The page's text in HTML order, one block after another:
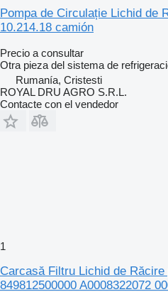
Pompa de Circulație Lichid de
10.214.18 camión
Precio a consultar
Otra pieza del sistema de
Rumanía, Cristesti
ROYAL DRU AGRO S.R.L.
Contacte con el vendedor
1
Carcasă Filtru Lichid de
849812500000 A0008322072